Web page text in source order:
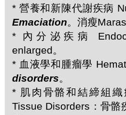
* 營養和新陳代謝疾病
Emaciation。消瘦
* 內分泌疾病
enlarged。
* 血液學和腫瘤學
disorders。
* 肌肉骨骼和結締組織
Tissue Disorders：骨骼